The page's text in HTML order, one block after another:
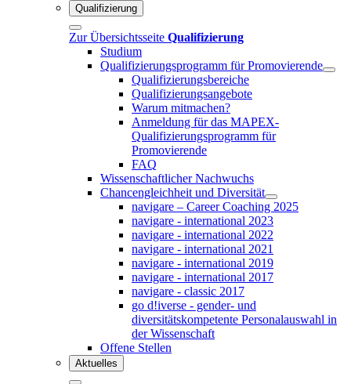
Qualifizierung
Zur Übersichtsseite Qualifizierung
Studium
Qualifizierungsprogramm für Promovierende
Qualifizierungsbereiche
Qualifizierungsangebote
Warum mitmachen?
Anmeldung für das MAPEX-
Qualifizierungsprogramm für
Promovierende
FAQ
Wissenschaftlicher Nachwuchs
Chancengleichheit und Diversität
navigare – Career Coaching 2025
navigare - international 2023
navigare - international 2022
navigare - international 2021
navigare - international 2019
navigare - international 2017
navigare - classic 2017
go d!iverse - gender- und
diversitätskompetente Personalauswahl in
der Wissenschaft
Offene Stellen
Aktuelles